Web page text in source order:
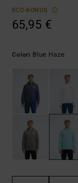
ECO-BONUS
65,95 €
Colori Blue Haze